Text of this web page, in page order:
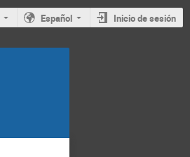
Español Inicio de sesión